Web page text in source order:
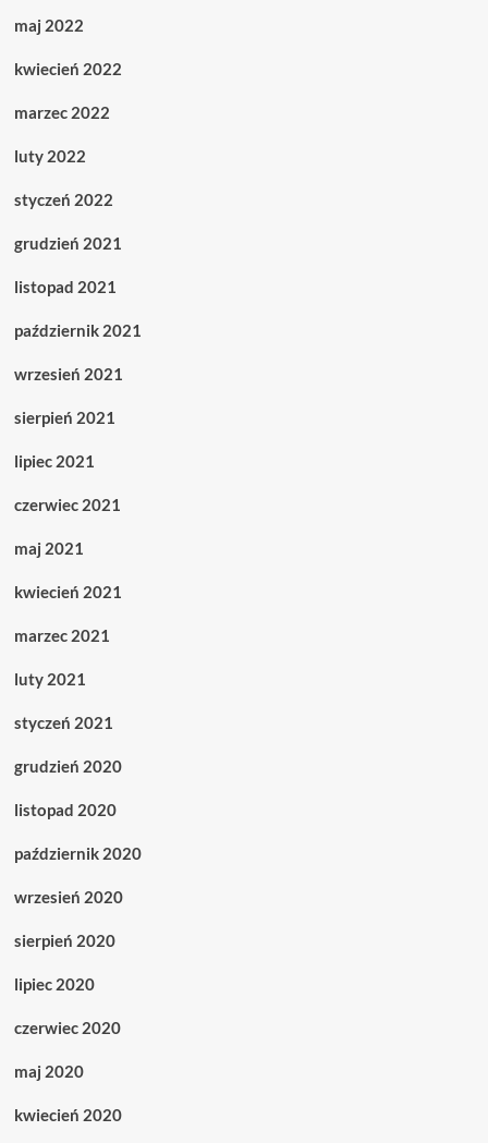
maj 2022
kwiecień 2022
marzec 2022
luty 2022
styczeń 2022
grudzień 2021
listopad 2021
październik 2021
wrzesień 2021
sierpień 2021
lipiec 2021
czerwiec 2021
maj 2021
kwiecień 2021
marzec 2021
luty 2021
styczeń 2021
grudzień 2020
listopad 2020
październik 2020
wrzesień 2020
sierpień 2020
lipiec 2020
czerwiec 2020
maj 2020
kwiecień 2020